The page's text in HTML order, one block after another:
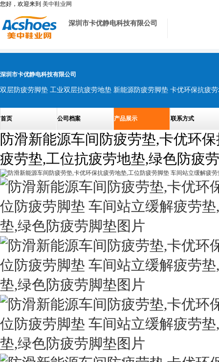
您好，欢迎来到 美中鞋业网
深圳市卡优静电科技有限公司
深圳市卡优静电科技有限公司
首页 公司档案 产品展示 联系方式
防滑新能源车间防疲劳垫,卡优环
疲劳垫,工位抗疲劳地垫,绿色防疲